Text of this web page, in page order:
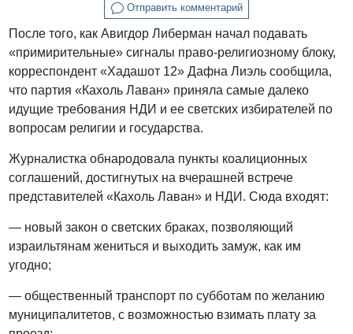
Отправить комментарий
После того, как Авигдор Либерман начал подавать
«примирительные» сигналы право-религиозному блоку,
корреспондент «Хадашот 12» Дафна Лиэль сообщила,
что партия «Кахоль Лаван» приняла самые далеко
идущие требования НДИ и ее светских избирателей по
вопросам религии и государства.
Журналистка обнародовала пункты коалиционных
соглашений, достигнутых на вчерашней встрече
представителей «Кахоль Лаван» и НДИ. Сюда входят:
— новый закон о светских браках, позволяющий
израильтянам жениться и выходить замуж, как им
угодно;
— общественный транспорт по субботам по желанию
муниципалитетов, с возможностью взимать плату за